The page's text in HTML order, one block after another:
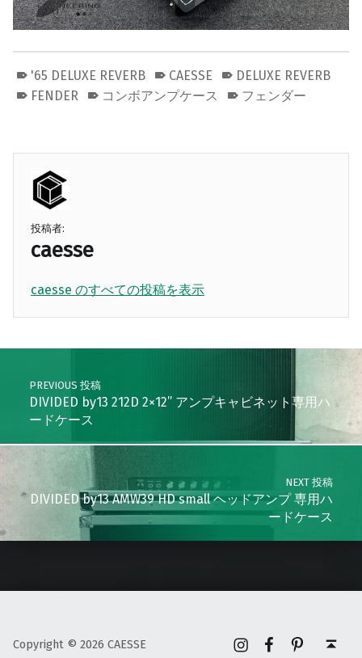
'65 DELUXE REVERB CAESSE
DELUXE REVERB
FENDER
コンボアンプケース フェンダー
投稿者:
caesse
caesse のすべての投稿を表示
Skip back to main navigation
Post navigation
PREVIOUS 投稿
DIVIDED by13 212D 2×12” アンプキャビネット専用ハ
ードケース
NEXT 投稿
DIVIDED by13 AMW39 HD small ヘッドアンプ 専用ハ
ードケース
Copyright © 2026 CAESSE